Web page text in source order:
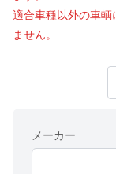
適合車種以外の車
ません。
メーカー